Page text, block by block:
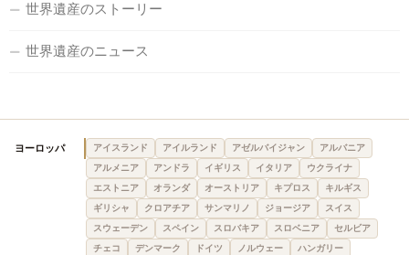
世界遺産のストーリー
世界遺産のニュース
ヨーロッパ アイスランド アイルランド アゼルバイジャン
アルバニア
アルメニア
アンドラ イギリス イタリア
ウクライナ
エストニア
オランダ オーストリア キプロス
キルギス
ギリシャ
クロアチア サンマリノ ジョージア
スイス
スウェーデン
スペイン スロバキア スロベニア
セルビア
チェコ
デンマーク ドイツ ノルウェー
ハンガリー